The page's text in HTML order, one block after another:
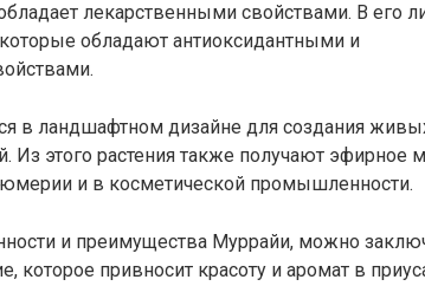
лекарственными свойствами. В его
обладают антиоксидантными и
в ландшафтном дизайне для создания
этого растения также получают эфирное
и в косметической промышленности.
и преимущества Муррайи, можно
которое привносит красоту и аромат в